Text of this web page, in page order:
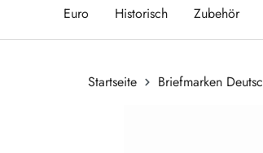
Euro Historisch Zubehör
Startseite Briefmarken